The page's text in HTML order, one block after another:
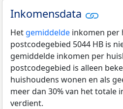
Inkomensdata
Het gemiddelde inkomen per
postcodegebied 5044 HB is
gemiddelde inkomen per
postcodegebied is alleen
huishoudens wonen en als
meer dan 30% van het totale
verdient.